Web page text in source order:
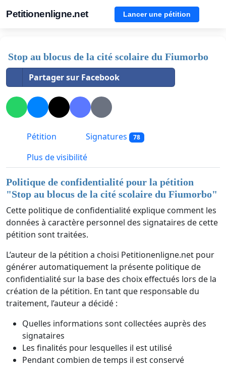
Petitionenligne.net Lancer une pétition
Stop au blocus de la cité scolaire du Fiumorbo
Partager sur Facebook
Pétition Signatures 78
Plus de visibilité
Politique de confidentialité pour la pétition
"Stop au blocus de la cité scolaire du Fiumorbo"
Cette politique de confidentialité explique comment les
données à caractère personnel des signataires de cette
pétition sont traitées.
L’auteur de la pétition a choisi Petitionenligne.net pour
générer automatiquement la présente politique de
confidentialité sur la base des choix effectués lors de la
création de la pétition. En tant que responsable du
traitement, l’auteur a décidé :
Quelles informations sont collectées auprès des
signataires
Les finalités pour lesquelles il est utilisé
Pendant combien de temps il est conservé